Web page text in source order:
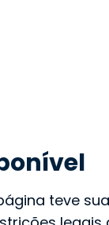
teve sua